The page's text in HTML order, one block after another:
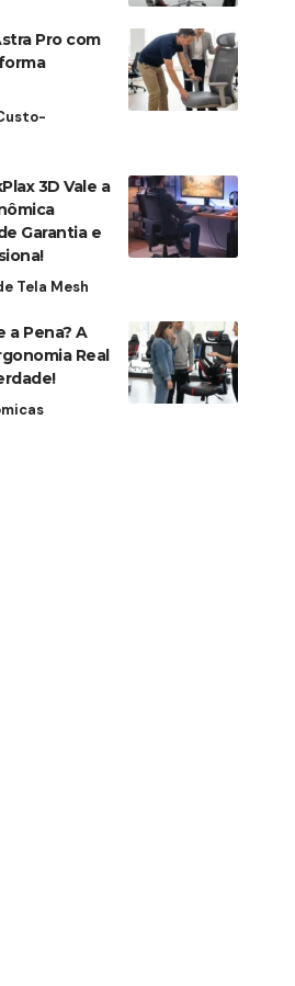
Pro com
3D Vale a
Garantia e
Tela Mesh
a Pena? A
Real